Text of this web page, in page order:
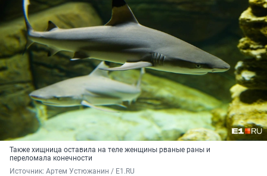
Также хищница оставила на теле женщины рваные раны и
переломала конечности
Источник: Артем Устюжанин / E1.RU